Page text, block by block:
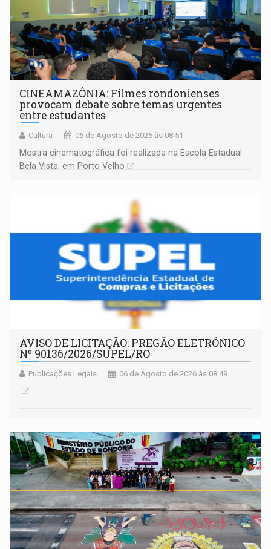
CINEAMAZÔNIA: Filmes rondonienses
provocam debate sobre temas urgentes
entre estudantes
Cultura 06 de Agosto de 2026 às 08:51
Mostra cinematográfica foi realizada na Escola Estadual
Bela Vista, em Porto Velho
AVISO DE LICITAÇÃO: PREGÃO ELETRÔNICO
Nº 90136/2026/SUPEL/RO
Publicações Legais 06 de Agosto de 2026 às 08:49